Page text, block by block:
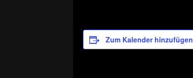
Zum Kalender hinzufügen